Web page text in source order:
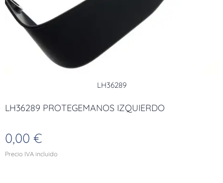
LH36289
LH36289 PROTEGEMANOS IZQUIERDO
0,00 €
Precio IVA incluido